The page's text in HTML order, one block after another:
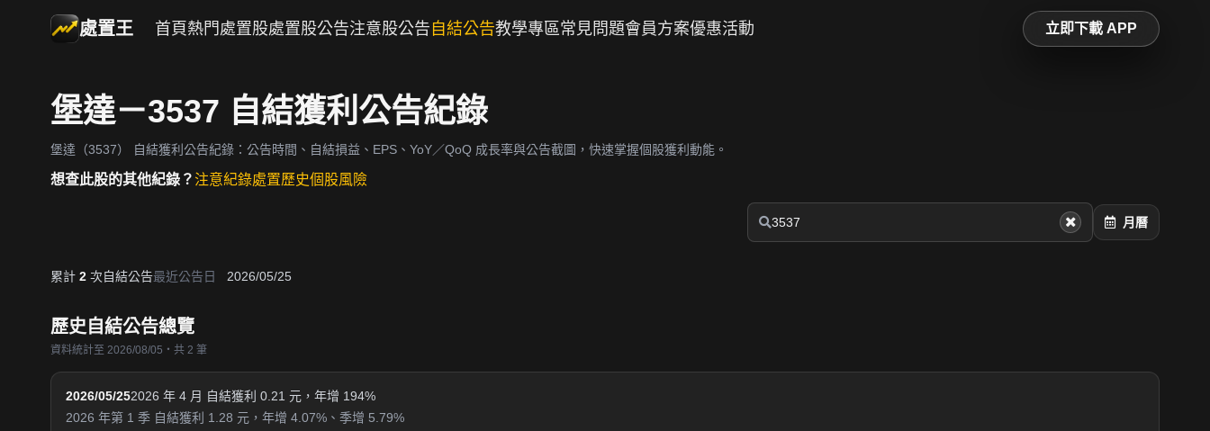
處置王 首頁 熱門處置股處置股公告注意股公告 自結公告教學專區常見問題會員方案優惠活動 立即下載 APP
堡達－3537 自結獲利公告紀錄
堡達（3537） 自結獲利公告紀錄：公告時間、自結損益、EPS、YoY／QoQ 成長率與公告截圖，快速掌握個股獲利動能。
想查此股的其他紀錄？注意紀錄處置歷史個股風險
月曆
累計 2 次自結公告最近公告日 2026/05/25
歷史自結公告總覽
資料統計至 2026/08/05・共 2 筆
2026/05/252026 年 4 月 自結獲利 0.21 元，年增 194%
2026 年第 1 季 自結獲利 1.28 元，年增 4.07%、季增 5.79%